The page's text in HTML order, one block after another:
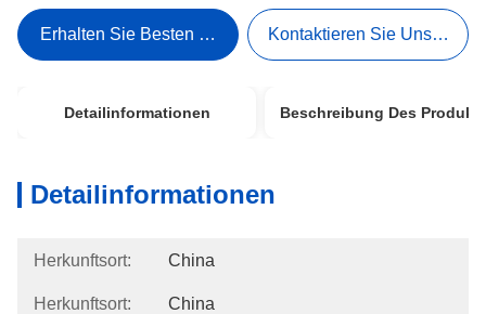
Erhalten Sie Besten Preis Kontaktieren Sie Uns Jetzt
Detailinformationen Beschreibung Des
Detailinformationen
Herkunftsort: China
Herkunftsort: China